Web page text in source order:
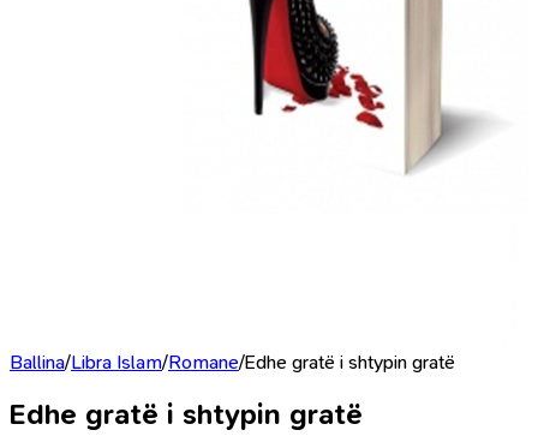
Ballina/Libra Islam/Romane/Edhe gratë i shtypin gratë
Edhe gratë i shtypin gratë